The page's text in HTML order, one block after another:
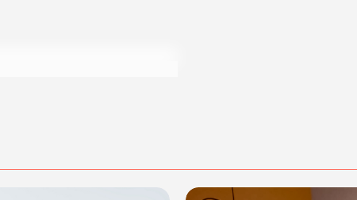
di acquisto scrivi